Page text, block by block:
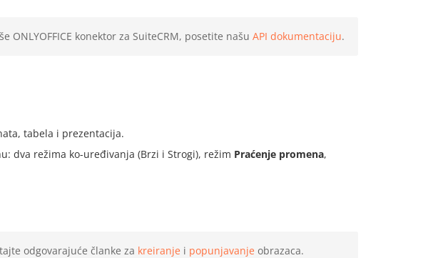
ONLYOFFICE konektor za SuiteCRM, posetite našu API dokumentaciju.
tabela i prezentacija.
dva režima ko-uređivanja (Brzi i Strogi), režim Praćenje promena,
odgovarajuće članke za kreiranje i popunjavanje obrazaca.